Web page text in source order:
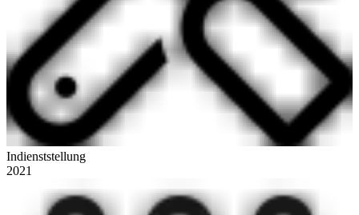
Indienststellung
2021